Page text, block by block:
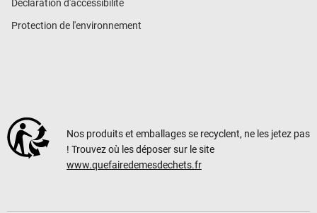
Déclaration d'accessibilité
Protection de l'environnement
Nos produits et emballages se recyclent, ne les jetez pas
! Trouvez où les déposer sur le site
www.quefairedemesdechets.fr